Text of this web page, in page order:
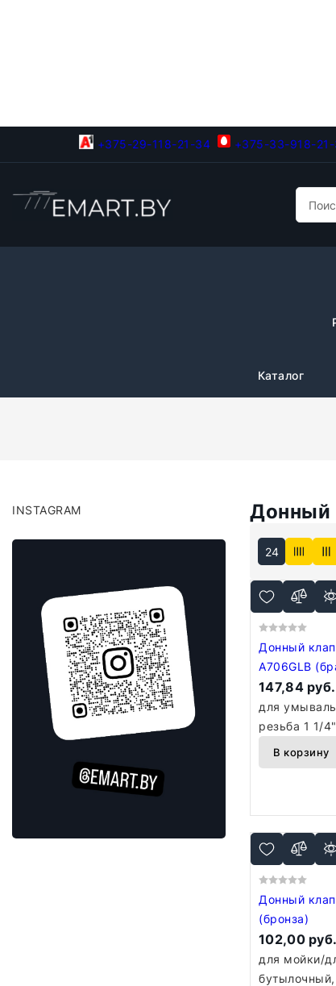
+375-29-118-21-34 +375-33-918-
Каталог
INSTAGRAM Донный
24
Донный
A706GLB
золото)
147,84 руб.
для
резьба 1 1/4"
В корзину
Донный
(бронза)
102,00 руб.
для мойки/
бутылочный,